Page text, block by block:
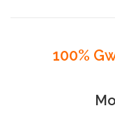
100%